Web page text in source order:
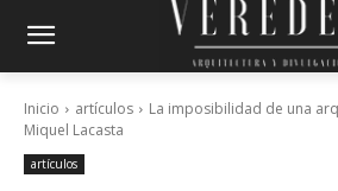
Inicio artículos
La imposibilidad de una
Miquel Lacasta
artículos